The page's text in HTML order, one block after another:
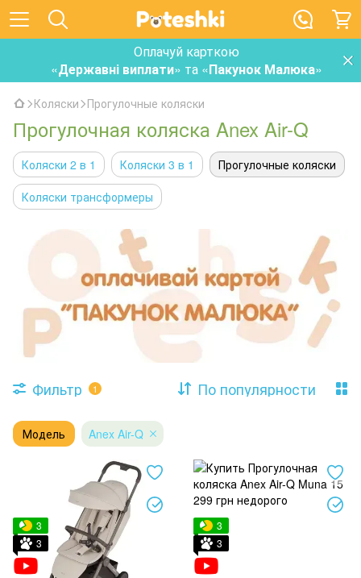
Оплачуй карткою
«Державні виплати» та «Пакунок Малюка»
Коляски Прогулочные коляски
Прогулочная коляска Anex Air-Q
Коляски 2 в 1 Коляски 3 в 1
Прогулочные коляски
Коляски трансформеры
Фильтр 1 По популярности
Модель Anex Air-Q
3
3
3
3